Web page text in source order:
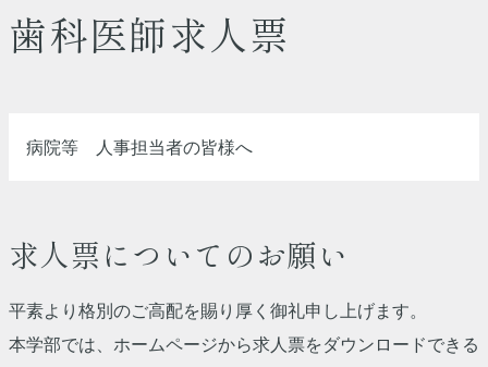
歯科医師求人票
病院等 人事担当者の皆様へ
求人票についてのお願い
平素より格別のご高配を賜り厚く御礼申し上げます。
本学部では、ホームページから求人票をダウンロードできる